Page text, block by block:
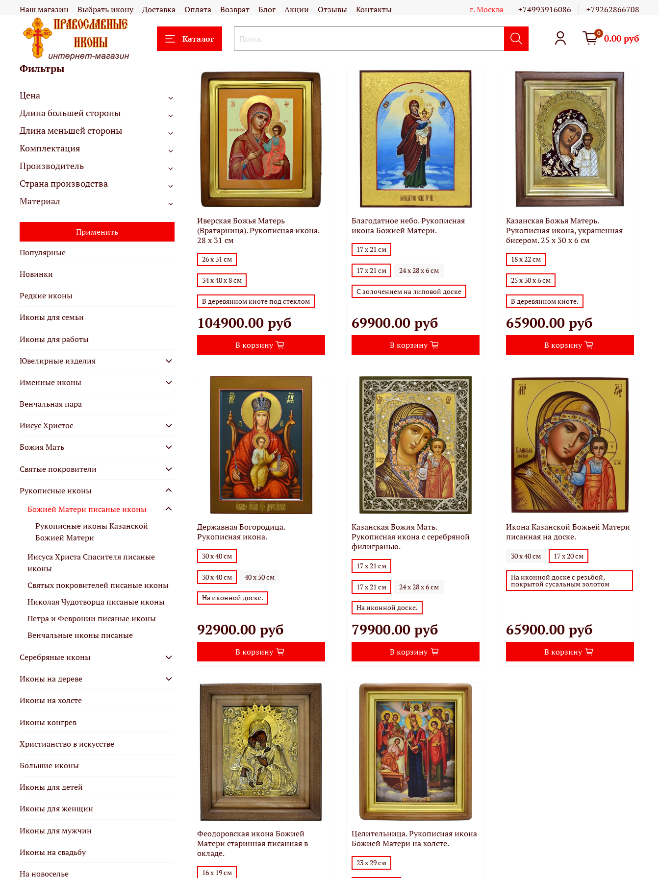
Наш магазин Выбрать икону Доставка Оплата Возврат Блог Акции Отзывы Контакты г. Москва +74993916086 +79262866708
Каталог
0 0.00 руб
Иверская Божья Матерь
(Вратарница). Рукописная икона.
28 х 31 см
26 х 31 см
34 х 40 х 8 см
В деревянном киоте под стеклом
104900.00 руб
В корзину
Благодатное небо. Рукописная
икона Божией Матери.
17 х 21 см
17 х 21 см 24 х 28 х 6 см
С золочением на липовой доске
69900.00 руб
В корзину
Казанская Божья Матерь.
Рукописная икона, украшенная
бисером. 25 х 30 х 6 см
18 х 22 см
25 х 30 х 6 см
В деревянном киоте.
65900.00 руб
В корзину
Державная Богородица.
Рукописная икона.
30 х 40 см
30 х 40 см 40 х 50 см
На иконной доске.
92900.00 руб
В корзину
Казанская Божия Мать.
Рукописная икона с серебряной
филигранью.
17 х 21 см
17 х 21 см 24 х 28 х 6 см
На иконной доске.
79900.00 руб
В корзину
Икона Казанской Божьей Матери
писанная на доске.
30 х 40 см 17 х 20 см
На иконной доске с резьбой,
покрытой сусальным золотом
65900.00 руб
В корзину
Феодоровская икона Божией
Матери старинная писанная в
окладе.
16 х 19 см
Целительница. Рукописная икона
Божией Матери на холсте.
23 х 29 см
Фильтры
Цена
Длина большей стороны
Длина меньшей стороны
Комплектация
Производитель
Страна производства
Материал
Применить
Популярные
Новинки
Редкие иконы
Иконы для семьи
Иконы для работы
Ювелирные изделия
Именные иконы
Венчальная пара
Иисус Христос
Божия Mать
Святые покровители
Рукописные иконы
Божией Матери писаные иконы
Рукописные иконы Казанской
Божией Матери
Иисуса Христа Спасителя писаные
иконы
Святых покровителей писаные иконы
Николая Чудотворца писаные иконы
Петра и Февронии писаные иконы
Венчальные иконы писаные
Серебряные иконы
Иконы на дереве
Иконы на холсте
Иконы конгрев
Христианство в искусстве
Большие иконы
Иконы для детей
Иконы для женщин
Иконы для мужчин
Иконы на свадьбу
На новоселье